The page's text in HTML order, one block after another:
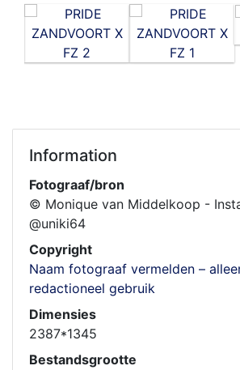
Information
Fotograaf/bron
© Monique van Middelkoop -
@uniki64
Copyright
Naam fotograaf vermelden –
redactioneel gebruik
Dimensies
2387*1345
Bestandsgrootte